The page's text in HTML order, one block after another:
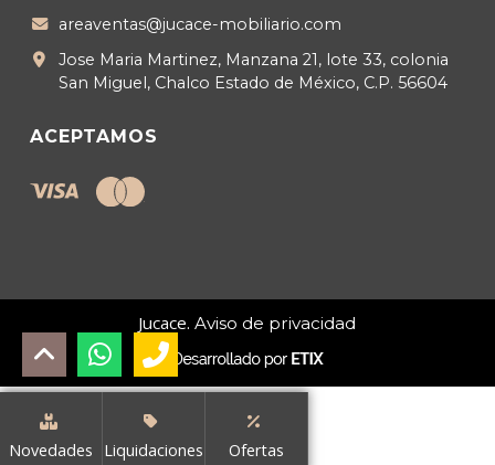
Novedades Liquidaciones Ofertas
areaventas@jucace-mobiliario.com
Jose Maria Martinez, Manzana 21, lote 33, colonia
San Miguel, Chalco Estado de México, C.P. 56604
ACEPTAMOS
Jucace.Aviso de privacidad